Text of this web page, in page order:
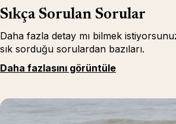
Sıkça Sorulan Sorular
Daha fazla detay mı bilmek
sık sorduğu sorulardan bazıları.
Daha fazlasını görüntüle